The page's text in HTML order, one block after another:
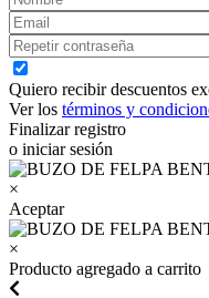
Quiero recibir descuentos
Ver los términos y
Finalizar registro
o iniciar sesión
×
Aceptar
×
Producto agregado a carrito